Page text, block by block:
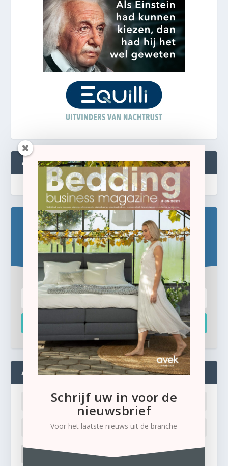
ABONNEREN
Blijf op de hoogte!
Schrijf u hier in voor de gratis e-newsletter.
Inschrijven
ADMIN
Ik ben mijn wachtwoord kwijt
Schrijf uw in voor de
nieuwsbrief
Voor het laatste nieuws uit de branche